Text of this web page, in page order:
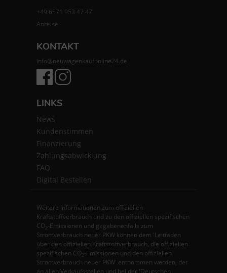
+49 6571 953 47 47
Anreise
KONTAKT
info@neuwagenkaufonline24.de
LINKS
News
Kundenstimmen
Finanzierung
Zahlungsabwicklung
FAQ
Digital Bestellen
Weitere Informationen zum offiziellen
Kraftstoffverbrauch und zu den offiziellen spezifischen
CO2-Emissionen und gegebenenfalls zum
Stromverbrauch neuer PKW können dem 'Leitfaden
über den offiziellen Kraftstoffverbrauch, die offiziellen
spezifischen CO2-Emissionen und den offiziellen
Stromverbrauch neuer PKW' entnommen werden, der